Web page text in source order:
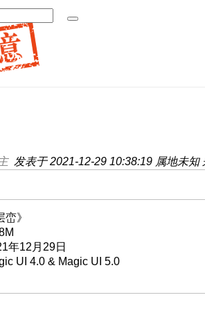
发表于 2021-12-29 10:38:19 属地未知
》
年12月29日
UI 4.0 & Magic UI 5.0